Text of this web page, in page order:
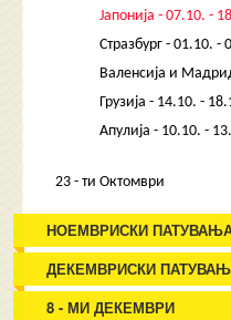
Јапонија - 07.10. -
Стразбург - 01.10. -
Валенсија и
Грузија - 14.10. -
Апулија - 10.10. -
23 - ти Октомври
НОЕМВРИСКИ
ДЕКЕМВРИСКИ
8 - МИ ДЕКЕМВРИ